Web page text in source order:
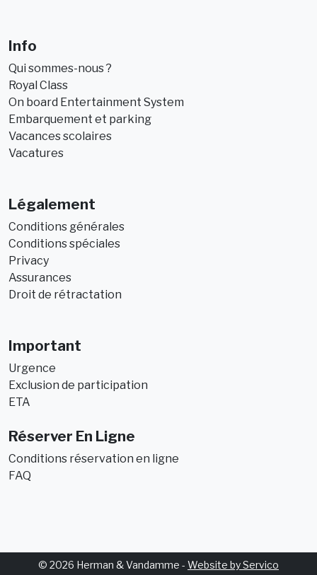
Info
Qui sommes-nous ?
Royal Class
On board Entertainment System
Embarquement et parking
Vacances scolaires
Vacatures
Légalement
Conditions générales
Conditions spéciales
Privacy
Assurances
Droit de rétractation
Important
Urgence
Exclusion de participation
ETA
Réserver En Ligne
Conditions réservation en ligne
FAQ
© 2026 Herman & Vandamme - Website by Servico